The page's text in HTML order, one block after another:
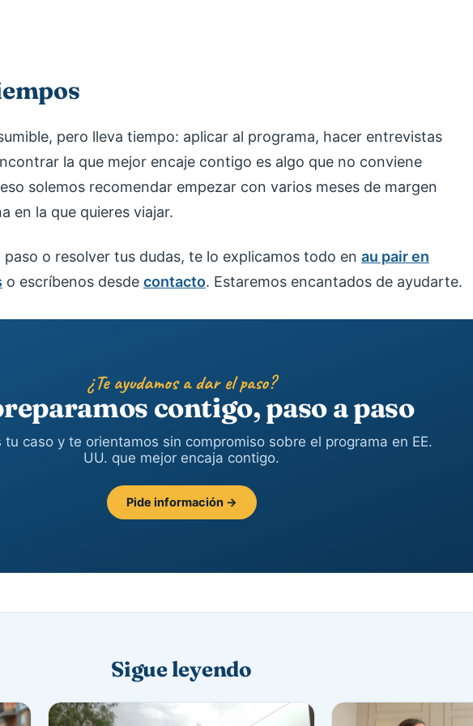
pero lleva tiempo: aplicar al programa, hacer entrevistas
la que mejor encaje contigo es algo que no conviene
solemos recomendar empezar con varios meses de margen
en la que quieres viajar.
paso o resolver tus dudas, te lo explicamos todo en au pair en
o escríbenos desde contacto. Estaremos encantados de ayudarte.
¿Te ayudamos a dar el paso?
contigo, paso a paso
tu caso y te orientamos sin compromiso sobre el programa en EE.
UU. que mejor encaja contigo.
Pide información →
Sigue leyendo